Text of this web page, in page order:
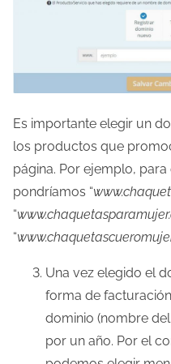
Es importante elegir un
los productos que
página. Por ejemplo,
pondríamos “
“
“
Una vez elegido el
forma de
dominio (nombre
por un año. Por el